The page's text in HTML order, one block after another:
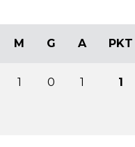
M G A PKT
1 0 1 1